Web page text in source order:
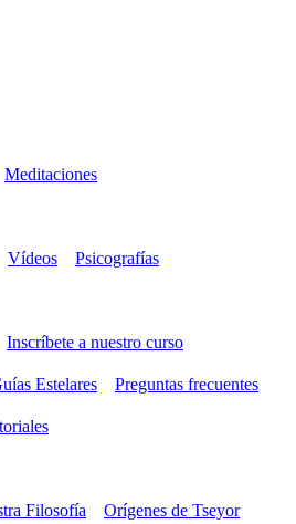
Meditaciones
Vídeos Psicografías
Inscríbete a nuestro curso
Estelares
Preguntas frecuentes
Filosofía
Orígenes de Tseyor